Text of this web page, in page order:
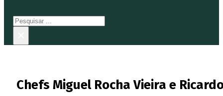
Pesquisar
Chefs Miguel Rocha Vieira e